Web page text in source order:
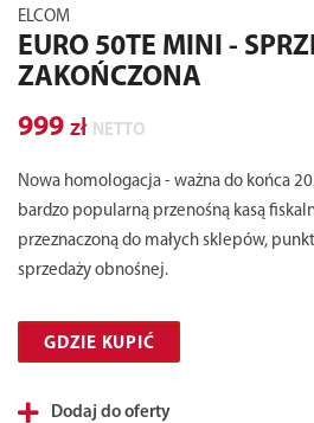
ELCOM
EURO 50TE MINI -
ZAKOŃCZONA
999 zł NETTO
Nowa homologacja - ważna do końca
bardzo popularną przenośną kasą
przeznaczoną do małych sklepów,
sprzedaży obnośnej.
GDZIE KUPIĆ
Dodaj do oferty